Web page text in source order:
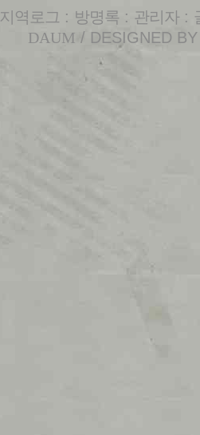
지역로그 : 방명록 : 관리자 :
DAUM / DESIGNED